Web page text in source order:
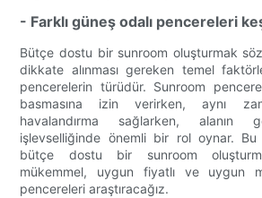
- Farklı güneş odalı pencereleri
Bütçe dostu bir sunroom oluşturmak
dikkate alınması gereken temel
pencerelerin türüdür. Sunroom
basmasına izin verirken, aynı
havalandırma sağlarken, alanın
işlevselliğinde önemli bir rol oynar. Bu
bütçe dostu bir sunroom
mükemmel, uygun fiyatlı ve uygun
pencereleri araştıracağız.